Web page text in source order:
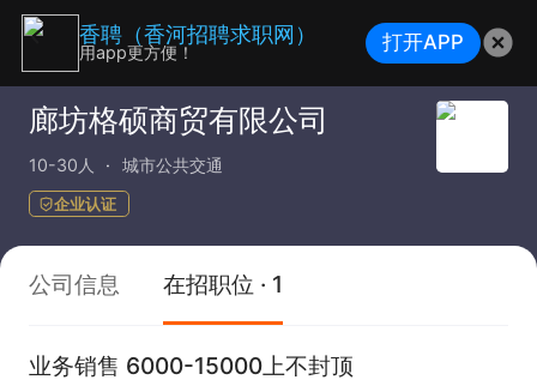
廊坊格硕商贸有限公司
10-30人 城市公共交通
企业认证
公司信息 在招职位 · 1
业务销售 6000-15000上不封顶
香聘（香河招聘求职网）
用app更方便！ 打开APP